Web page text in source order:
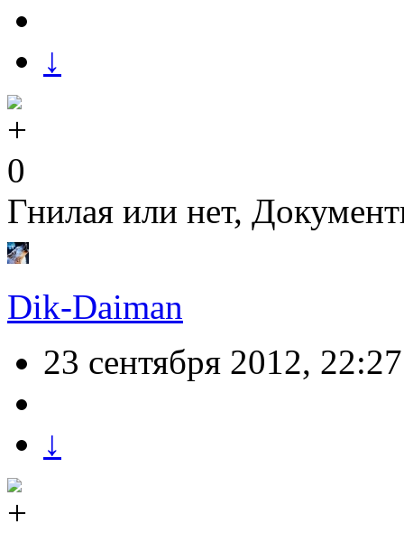
↓
0
Гнилая или нет,
Dik-Daiman
23 сентября 2012, 22:27
↓